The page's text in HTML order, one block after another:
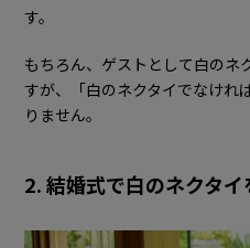
す。
もちろん、ゲストとして白のネ
すが、「白のネクタイでなけれ
りません。
2. 結婚式で白のネクタイ